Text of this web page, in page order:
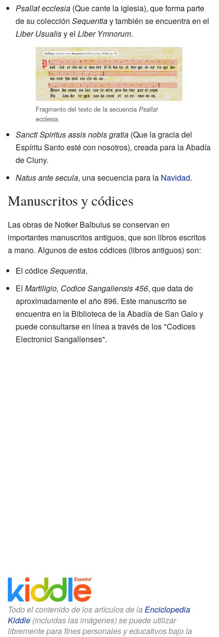
Psallat ecclesia (Que cante la iglesia), que forma parte
de su colección Sequentiay también se encuentra en el
Liber Usualisy el Liber Ymnorum.
Fragmento del texto de la secuencia Psallat
ecclesia.
Sancti Spiritus assis nobis gratia (Que la gracia del
Espíritu Santo esté con nosotros), creada para la Abadía
de Cluny.
Natus ante secula, una secuencia para la Navidad.
Manuscritos y códices
Las obras de Notker Balbulus se conservan en
importantes manuscritos antiguos, que son libros escritos
a mano. Algunos de estos códices (libros antiguos) son:
El códiceSequentia.
El Martiligio, Codice Sangaliensis 456, que data de
aproximadamente el año 896. Este manuscrito se
encuentra en la Biblioteca de la Abadía de San Galo y
puede consultarse en línea a través de los "Codices
Electronici Sangallenses".
Todo el contenido de los artículos de la Enciclopedia
Kiddle (incluidas las imágenes) se puede utilizar
libremente para fines personales y educativos bajo la